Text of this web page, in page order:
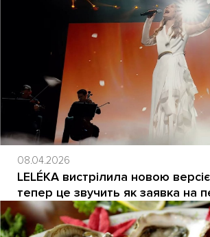
08.04.2026
LELÉKA вистрілила новою
тепер це звучить як заявка на